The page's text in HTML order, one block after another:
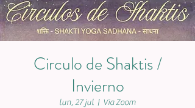
Circulo de Shaktis /
Invierno
lun, 27 jul
  |
Via Zoom